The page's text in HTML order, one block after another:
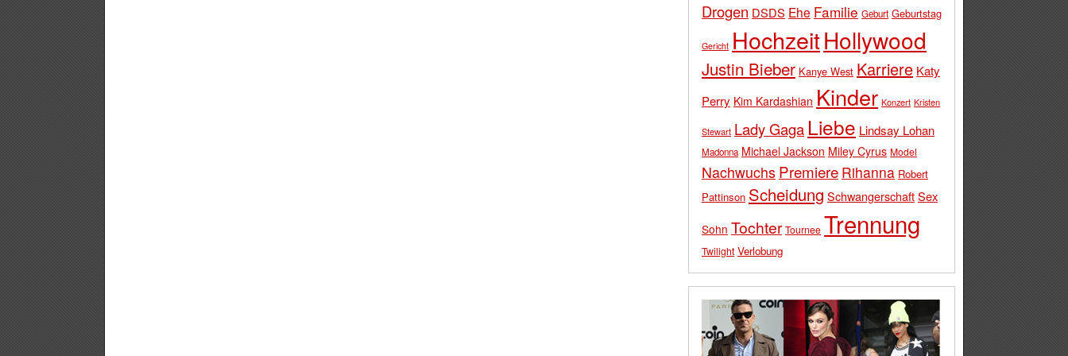
Drogen DSDS Ehe Familie Geburt Geburtstag
Gericht HochzeitHollywood
Justin Bieber Kanye West Karriere Katy
Perry Kim Kardashian Kinder Konzert Kristen
Stewart Lady Gaga Liebe Lindsay Lohan
Madonna Michael Jackson Miley Cyrus Model
Nachwuchs Premiere Rihanna Robert
Pattinson Scheidung SchwangerschaftSex
Sohn Tochter Tournee Trennung
Twilight Verlobung